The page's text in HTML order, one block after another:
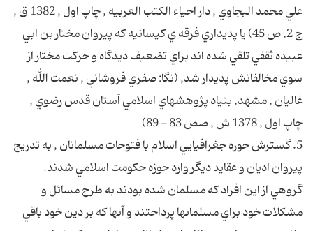
علي محمد البجاوي , دار احياء الكتب العربيه , چاپ اول , 1382 ق ,
ج 2, ص 45) يا پديداري فرقه ي كيسانيه كه پيروان مختار بن ابي
عبيده ثقفي تلقي شده اند براي تضعيف ديدگاه و حركت مختار از
سوي مخالفانش پديدار شد, (نگا: صفري فروشاني , نعمت الله ,
غاليان , مشهد, بنياد پژوهشهاي اسلامي آستان قدس رضوي ,
چاپ اول , 1378 ش , صص 83 - 89)
5. گسترش حوزه جغرافيايي اسلام با فتوحات مسلمانان , به تدريج
پيروان اديان و عقايد ديگر وارد حوزه حكومت اسلامي شدند.
گروهي از اين افراد كه مسلمان شده بودند به طرح مسائل و
مشكلات خود براي مسلمانها پرداختند و آنها كه بر دين خود باقي